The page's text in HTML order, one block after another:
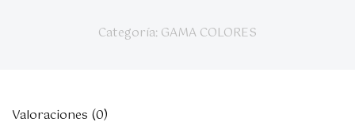
Categoría: GAMA COLORES
Valoraciones (0)